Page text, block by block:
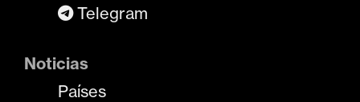
Telegram
Noticias
Países